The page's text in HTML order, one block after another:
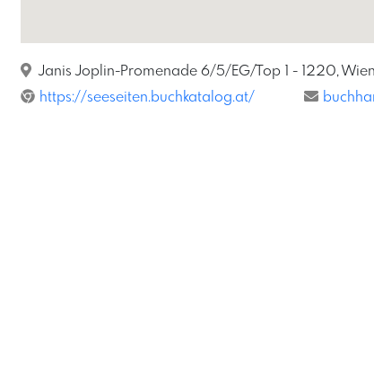
Janis Joplin-Promenade 6/5/EG/Top 1 - 1220, Wien
https://seeseiten.buchkatalog.at/